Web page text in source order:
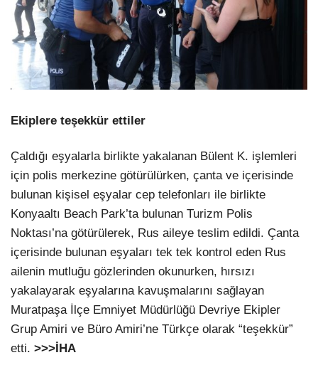
Ekiplere teşekkür ettiler
Çaldığı eşyalarla birlikte yakalanan Bülent K. işlemleri
için polis merkezine götürülürken, çanta ve içerisinde
bulunan kişisel eşyalar cep telefonları ile birlikte
Konyaaltı Beach Park’ta bulunan Turizm Polis
Noktası’na götürülerek, Rus aileye teslim edildi. Çanta
içerisinde bulunan eşyaları tek tek kontrol eden Rus
ailenin mutluğu gözlerinden okunurken, hırsızı
yakalayarak eşyalarına kavuşmalarını sağlayan
Muratpaşa İlçe Emniyet Müdürlüğü Devriye Ekipler
Grup Amiri ve Büro Amiri’ne Türkçe olarak “teşekkür”
etti. >>>İHA